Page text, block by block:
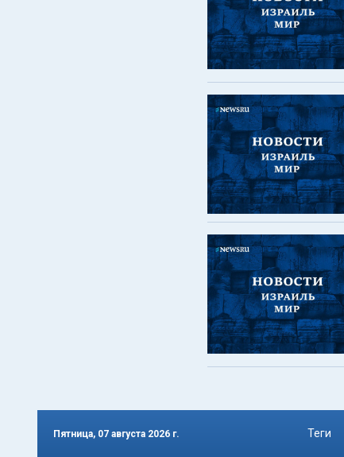
Пятница, 07 августа 2026 г. Теги